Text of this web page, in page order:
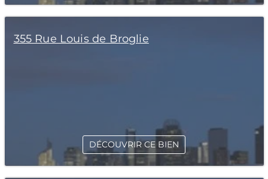
355 Rue Louis de Broglie
DÉCOUVRIR CE BIEN